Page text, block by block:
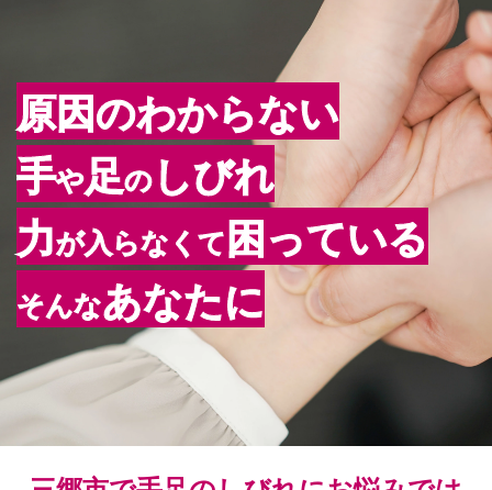
原因のわからない
手や足のしびれ
力が入らなくて困っている
そんなあなたに